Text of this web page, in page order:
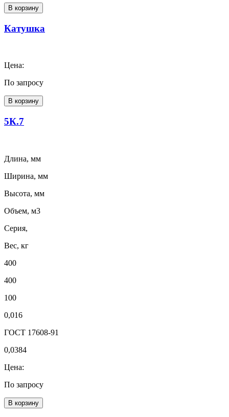
В корзину
Катушка
Цена:
По запросу
В корзину
5К.7
Длина, мм
Ширина, мм
Высота, мм
Объем, м3
Серия,
Вес, кг
400
400
100
0,016
ГОСТ 17608-91
0,0384
Цена:
По запросу
В корзину